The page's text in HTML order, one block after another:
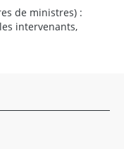
de ministres) :
intervenants,